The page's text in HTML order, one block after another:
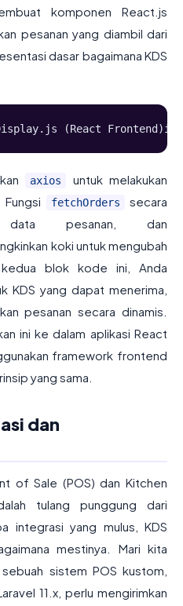
komponen React.js
pesanan yang diambil dari
dasar bagaimana KDS
(React
axios
untuk melakukan
fetchOrders
secara
data pesanan, dan
koki untuk mengubah
blok kode ini, Anda
KDS yang dapat menerima,
pesanan secara dinamis.
ini ke dalam aplikasi React
framework frontend
yang sama.
dan
of Sale (POS) dan Kitchen
tulang punggung dari
integrasi yang mulus, KDS
mestinya. Mari kita
sistem POS kustom,
11.x, perlu mengirimkan